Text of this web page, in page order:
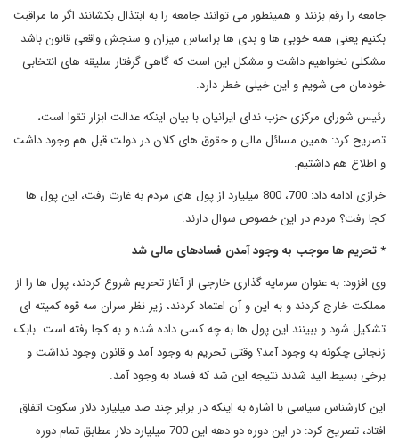
جامعه را رقم بزنند و همینطور می توانند جامعه را به ابتذال بکشانند اگر ما مراقبت
بکنیم یعنی همه خوبی ها و بدی ها براساس میزان و سنجش واقعی قانون باشد
مشکلی نخواهیم داشت و مشکل این است که گاهی گرفتار سلیقه های انتخابی
خودمان می شویم و این خیلی خطر دارد.
رئیس شورای مرکزی حزب ندای ایرانیان با بیان اینکه عدالت ابزار تقوا است،
تصریح کرد: همین مسائل مالی و حقوق های کلان در دولت قبل هم وجود داشت
و اطلاع هم داشتیم.
خرازی ادامه داد: 700، 800 میلیارد از پول های مردم به غارت رفت، این پول ها
کجا رفت؟ مردم در این خصوص سوال دارند.
* تحریم ها موجب به وجود آمدن فسادهای مالی شد
وی افزود: به عنوان سرمایه گذاری خارجی از آغاز تحریم شروع کردند، پول ها را از
مملکت خارج کردند و به این و آن اعتماد کردند، زیر نظر سران سه قوه کمیته ای
تشکیل شود و ببینند این پول ها به چه کسی داده شده و به کجا رفته است. بابک
زنجانی چگونه به وجود آمد؟ وقتی تحریم به وجود آمد و قانون وجود نداشت و
برخی بسیط الید شدند نتیجه این شد که فساد به وجود آمد.
این کارشناس سیاسی با اشاره به اینکه در برابر چند صد میلیارد دلار سکوت اتفاق
افتاد، تصریح کرد: در این دوره دو دهه این 700 میلیارد دلار مطابق تمام دوره